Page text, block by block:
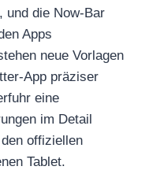
und die Now-Bar
Apps
neue Vorlagen
App präziser
eine
im Detail
offiziellen
Tablet.